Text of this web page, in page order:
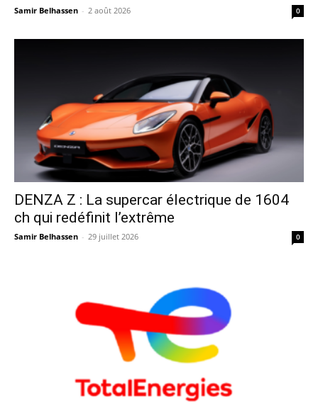
Samir Belhassen - 2 août 2026 0
DENZA Z : La supercar électrique de 1604
ch qui redéfinit l’extrême
Samir Belhassen - 29 juillet 2026 0